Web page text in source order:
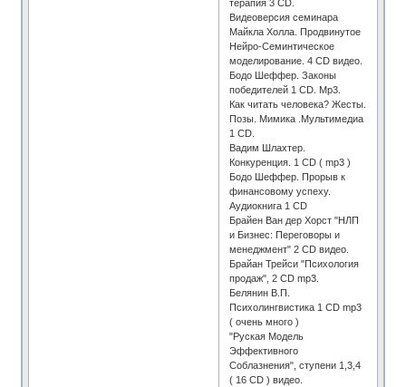
терапия 3 СD.
Видеоверсия семинара
Майкла Холла. Продвинутое
Нейро-Семинтическое
моделирование. 4 CD видео.
Бодо Шеффер. Законы
победителей 1 CD. Mp3.
Как читать человека? Жесты.
Позы. Мимика .Мультимедиа
1 CD.
Вадим Шлахтер.
Конкуренция. 1 CD ( mp3 )
Бодо Шеффер. Прорыв к
финансовому успеху.
Аудиокнига 1 CD
Брайен Ван дер Хорст "НЛП
и Бизнес: Переговоры и
менеджмент" 2 CD видео.
Брайан Трейси "Психология
продаж", 2 CD mp3.
Белянин В.П.
Психолингвистика 1 СD mp3
( очень много )
"Руская Модель
Эффективного
Соблазнения", ступени 1,3,4
( 16 СD ) видео.